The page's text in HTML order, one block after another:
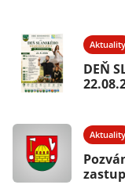
Aktuality
DEŇ
Aktuality